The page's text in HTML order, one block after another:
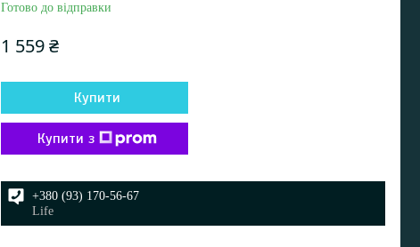
Готово до відправки
1 559 ₴
Купити
Купити з
+380 (93) 170-56-67
Life